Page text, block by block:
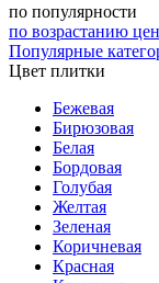
по популярности
по возрастанию
Популярные
Цвет плитки
Бежевая
Бирюзовая
Белая
Бордовая
Голубая
Желтая
Зеленая
Коричневая
Красная